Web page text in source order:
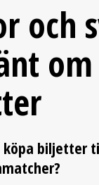
och
om
köpa biljetter